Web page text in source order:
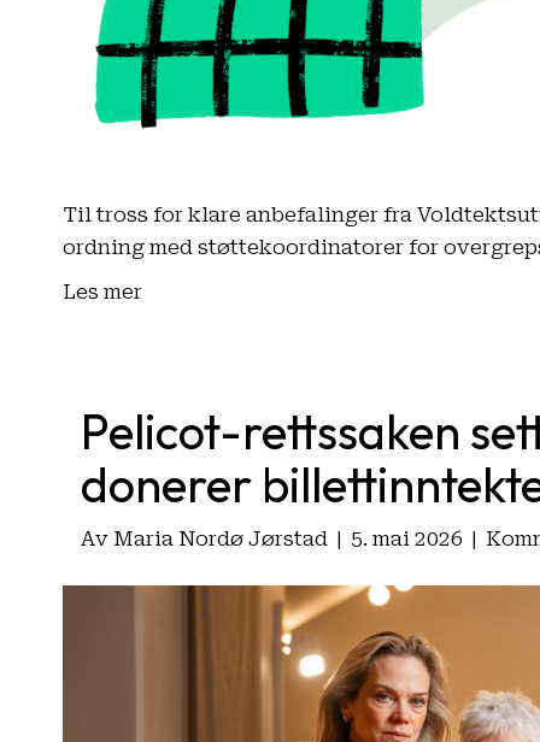
Til tross for klare anbefalinger fra
ordning med støttekoordinatorer for
Les mer
Pelicot-rettssaken
donerer
Av Maria Nordø Jørstad | 5. mai 2026 |